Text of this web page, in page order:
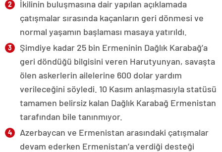
İkilinin buluşmasına dair yapılan açıklamada
çatışmalar sırasında kaçanların geri dönmesi ve
normal yaşamın başlaması masaya yatırıldı.
Şimdiye kadar 25 bin Ermeninin Dağlık Karabağ’a
geri döndüğü bilgisini veren Harutyunyan, savaşta
ölen askerlerin ailelerine 600 dolar yardım
verileceğini söyledi. 10 Kasım anlaşmasıyla statüsü
tamamen belirsiz kalan Dağlık Karabağ Ermenistan
tarafından bile tanınmıyor.
Azerbaycan ve Ermenistan arasındaki çatışmalar
devam ederken Ermenistan’a verdiği desteği